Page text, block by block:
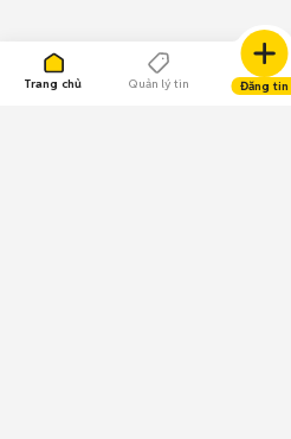
Trang chủ Quản lý tin Đăng tin